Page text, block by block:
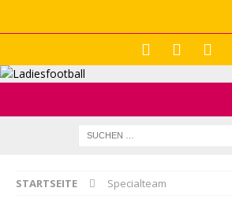
STARTSEITE Specialteam